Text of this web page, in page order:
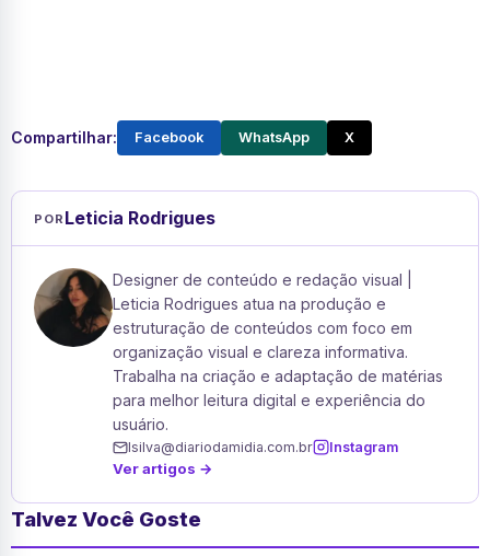
Compartilhar: Facebook WhatsApp X
POR Leticia Rodrigues
Designer de conteúdo e redação visual |
Leticia Rodrigues atua na produção e
estruturação de conteúdos com foco em
organização visual e clareza informativa.
Trabalha na criação e adaptação de matérias
para melhor leitura digital e experiência do
usuário.
lsilva@diariodamidia.com.br Instagram
Ver artigos →
Talvez Você Goste